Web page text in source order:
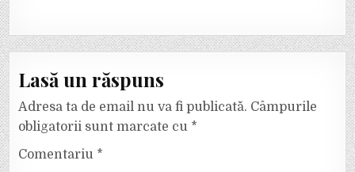
Lasă un răspuns
Adresa ta de email nu va fi publicată. Câmpurile
obligatorii sunt marcate cu *
Comentariu *